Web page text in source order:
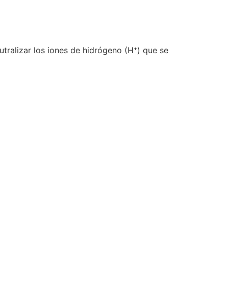
los iones de hidrógeno (H⁺) que se